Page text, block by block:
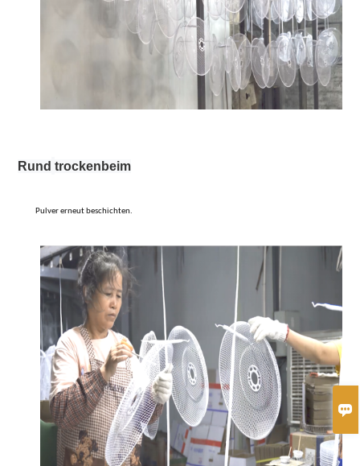

Rund trocken beim
Pulver erneut beschichten.